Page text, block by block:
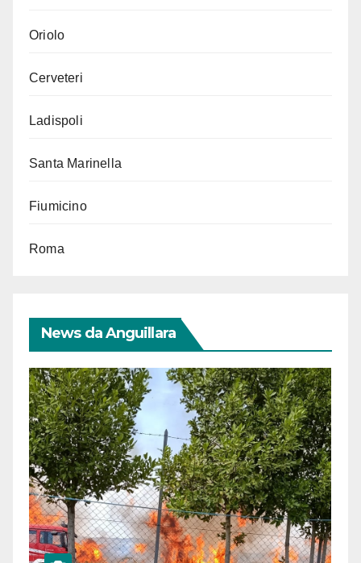
Oriolo
Cerveteri
Ladispoli
Santa Marinella
Fiumicino
Roma
News da Anguillara